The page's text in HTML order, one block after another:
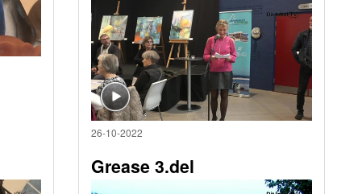
26-10-2022
Grease 3.del